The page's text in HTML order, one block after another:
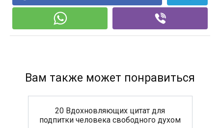
Вам также может понравиться
20 Вдохновляющих цитат для
подпитки человека свободного духом